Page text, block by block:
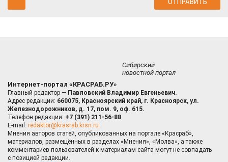
Сибирский
новостной портал
Интернет-портал «КРАСРАБ.РУ»
Главный редактор — Павловский Владимир Евгеньевич.
Адрес редакции: 660075, Красноярский край, г. Красноярск, ул.
Железнодорожников, д. 17, пом. 9, оф. 615.
Телефон редакции: +7 (391) 211-56-88
E-mail: redaktor@krasrab.krsn.ru
Мнения авторов статей, опубликованных на портале «Красраб»,
материалов, размещённых в разделах «Мнения», «Молва», а также
комментариев пользователей к материалам сайта могут не совпадать
с позицией редакции.